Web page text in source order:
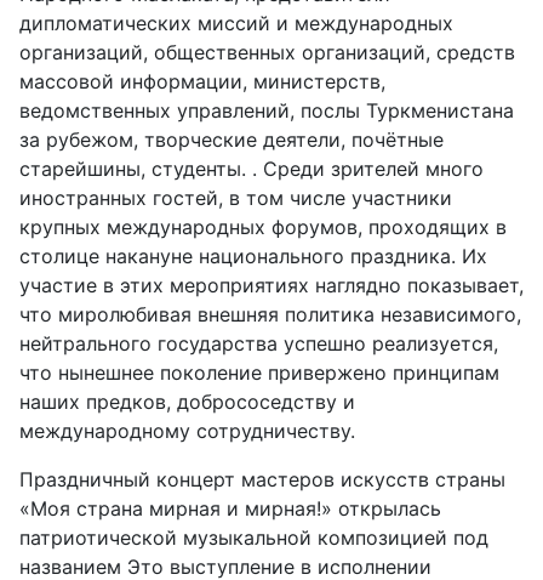
дипломатических миссий и международных
организаций, общественных организаций, средств
массовой информации, министерств,
ведомственных управлений, послы Туркменистана
за рубежом, творческие деятели, почётные
старейшины, студенты. . Среди зрителей много
иностранных гостей, в том числе участники
крупных международных форумов, проходящих в
столице накануне национального праздника. Их
участие в этих мероприятиях наглядно показывает,
что миролюбивая внешняя политика независимого,
нейтрального государства успешно реализуется,
что нынешнее поколение привержено принципам
наших предков, добрососедству и
международному сотрудничеству.
Праздничный концерт мастеров искусств страны
«Моя страна мирная и мирная!» открылась
патриотической музыкальной композицией под
названием Это выступление в исполнении